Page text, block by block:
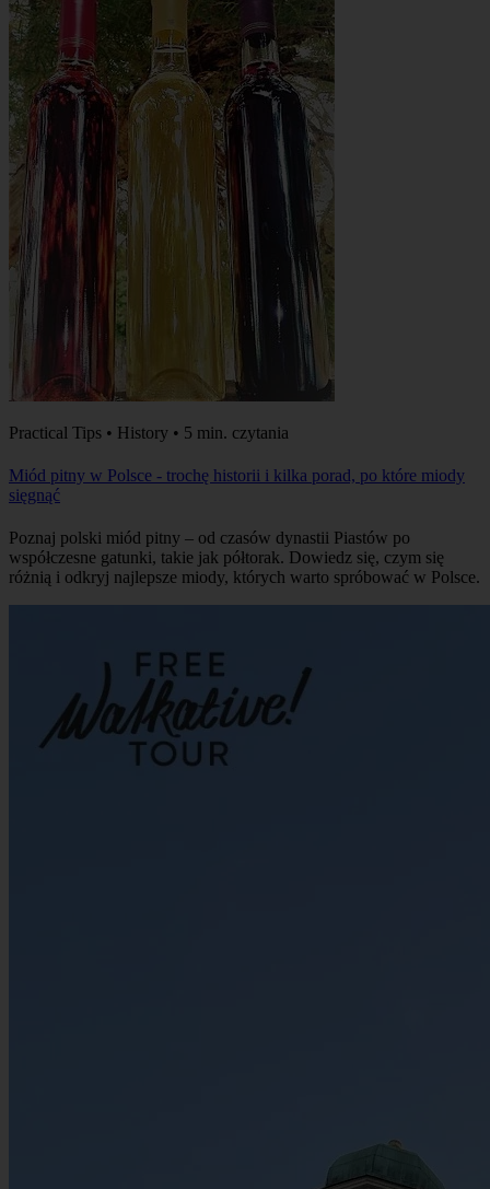
Practical Tips • History • 5 min. czytania
Miód pitny w Polsce - trochę historii i kilka porad, po które miody
sięgnąć
Poznaj polski miód pitny – od czasów dynastii Piastów po
współczesne gatunki, takie jak półtorak. Dowiedz się, czym się
różnią i odkryj najlepsze miody, których warto spróbować w Polsce.